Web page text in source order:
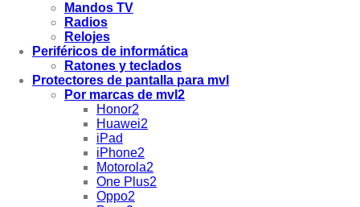
Mandos TV
Radios
Relojes
Periféricos de informática
Ratones y teclados
Protectores de pantalla para mvl
Por marcas de mvl2
Honor2
Huawei2
iPad
iPhone2
Motorola2
One Plus2
Oppo2